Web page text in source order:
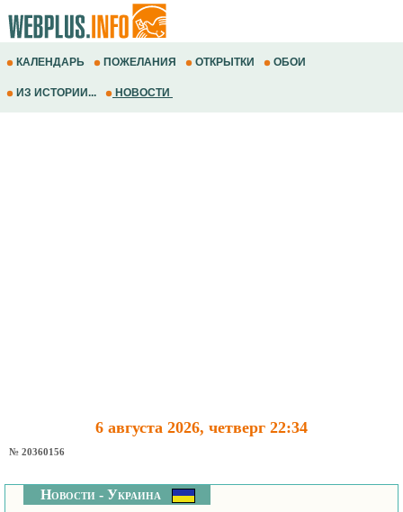
КАЛЕНДАРЬ ПОЖЕЛАНИЯ ОТКРЫТКИ ОБОИ
ИЗ ИСТОРИИ... НОВОСТИ
6 августа 2026, четверг 22:34
№ 20360156
Новости - Украина